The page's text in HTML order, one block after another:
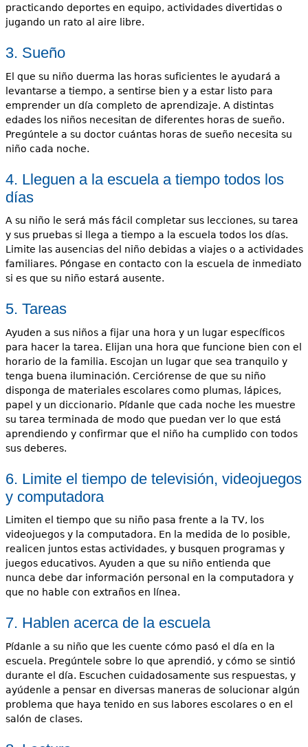
practicando deportes en equipo, actividades divertidas o
jugando un rato al aire libre.
3. Sueño
El que su niño duerma las horas suficientes le ayudará a
levantarse a tiempo, a sentirse bien y a estar listo para
emprender un día completo de aprendizaje. A distintas
edades los niños necesitan de diferentes horas de sueño.
Pregúntele a su doctor cuántas horas de sueño necesita su
niño cada noche.
4. Lleguen a la escuela a tiempo todos los
días
A su niño le será más fácil completar sus lecciones, su tarea
y sus pruebas si llega a tiempo a la escuela todos los días.
Limite las ausencias del niño debidas a viajes o a actividades
familiares. Póngase en contacto con la escuela de inmediato
si es que su niño estará ausente.
5. Tareas
Ayuden a sus niños a fijar una hora y un lugar específicos
para hacer la tarea. Elijan una hora que funcione bien con el
horario de la familia. Escojan un lugar que sea tranquilo y
tenga buena iluminación. Cerciórense de que su niño
disponga de materiales escolares como plumas, lápices,
papel y un diccionario. Pídanle que cada noche les muestre
su tarea terminada de modo que puedan ver lo que está
aprendiendo y confirmar que el niño ha cumplido con todos
sus deberes.
6. Limite el tiempo de televisión, videojuegos
y computadora
Limiten el tiempo que su niño pasa frente a la TV, los
videojuegos y la computadora. En la medida de lo posible,
realicen juntos estas actividades, y busquen programas y
juegos educativos. Ayuden a que su niño entienda que
nunca debe dar información personal en la computadora y
que no hable con extraños en línea.
7. Hablen acerca de la escuela
Pídanle a su niño que les cuente cómo pasó el día en la
escuela. Pregúntele sobre lo que aprendió, y cómo se sintió
durante el día. Escuchen cuidadosamente sus respuestas, y
ayúdenle a pensar en diversas maneras de solucionar algún
problema que haya tenido en sus labores escolares o en el
salón de clases.